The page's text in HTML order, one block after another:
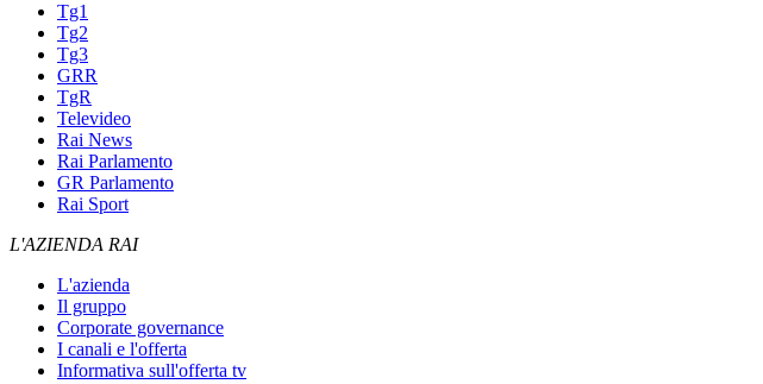
Tg1
Tg2
Tg3
GRR
TgR
Televideo
Rai News
Rai Parlamento
GR Parlamento
Rai Sport
L'AZIENDA RAI
L'azienda
Il gruppo
Corporate governance
I canali e l'offerta
Informativa sull'offerta tv